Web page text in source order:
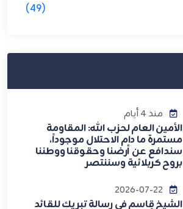
(49)
منذ 4 أيام
الأمين العام لحزب الله: المقاومة
مستمرة ما دام الاحتلال موجوداً،
سندافع عن أرضنا وحقوقنا ووطننا
بروح كربلائية وسننتصر
الشيخ قاسم في رسالة تبريك للقائد